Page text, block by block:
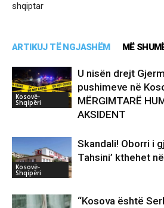
shqiptar
ARTIKUJ TË NGJASHËM MË
Kosovë-
Shqipëri
U nisën drejt
pushimeve në
MËRGIMTARË
AKSIDENT
Kosovë-
Shqipëri
Skandali! Oborri i
Tahsini’ kthehet
“Kosova është